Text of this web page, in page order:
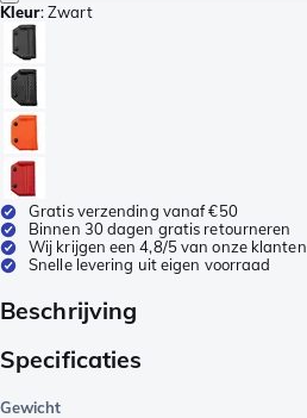
Kleur:Zwart
Gratis verzending vanaf €50
Binnen 30 dagen gratis retourneren
Wij krijgen een 4,8/5 van onze klanten
Snelle levering uit eigen voorraad
Beschrijving
Specificaties
Gewicht